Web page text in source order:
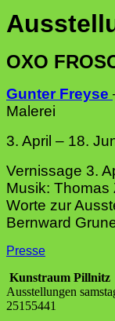
OXO
Gunter Freyse
Malerei
3. April – 18.
Vernissage 3.
Musik: Thomas
Worte zur
Bernward
Presse
Kunstraum Pillnitz
Ausstellungen